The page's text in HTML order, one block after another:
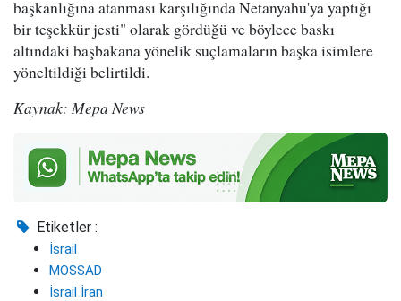
başkanlığına atanması karşılığında Netanyahu'ya yaptığı
bir teşekkür jesti" olarak gördüğü ve böylece baskı
altındaki başbakana yönelik suçlamaların başka isimlere
yöneltildiği belirtildi.
Kaynak: Mepa News
Etiketler :
İsrail
MOSSAD
İsrail İran